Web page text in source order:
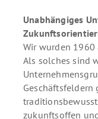
Unabhängiges
Wir wurden
Als solches sind
Geschäftsfeldern
zukunftsoffen